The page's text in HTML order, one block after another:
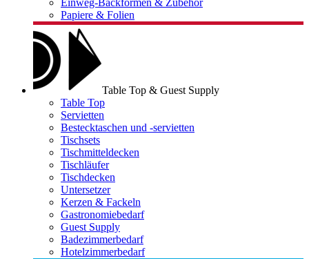
Einweg-Backformen & Zubehör
Papiere & Folien
Table Top & Guest Supply
Table Top
Servietten
Bestecktaschen und -servietten
Tischsets
Tischmitteldecken
Tischläufer
Tischdecken
Untersetzer
Kerzen & Fackeln
Gastronomiebedarf
Guest Supply
Badezimmerbedarf
Hotelzimmerbedarf